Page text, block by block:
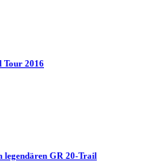
Tour 2016
legendären GR 20-Trail